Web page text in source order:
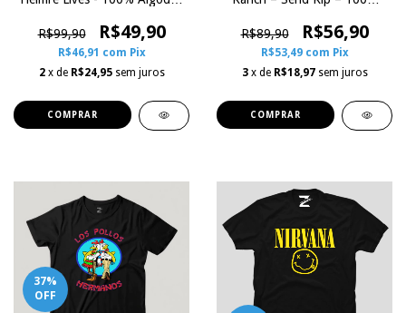
R$99,90
R$49,90
R$46,91 com Pix
2 x de R$24,95 sem juros
COMPRAR
Influence
R$89,90 R$56,90
R$53,49 com Pix
3 x de R$18,97 sem juros
COMPRAR
37%
OFF